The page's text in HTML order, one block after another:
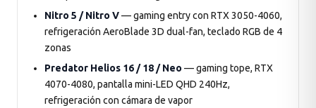
Nitro 5 / Nitro V— gaming entry con RTX 3050-4060,
refrigeración AeroBlade 3D dual-fan, teclado RGB de 4
zonas
Predator Helios 16 / 18 / Neo — gaming tope, RTX
4070-4080, pantalla mini-LED QHD 240Hz,
refrigeración con cámara de vapor